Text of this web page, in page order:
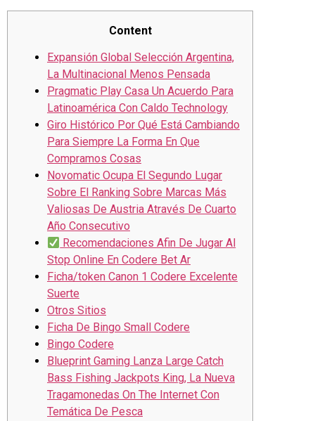
Content
Expansión Global Selección Argentina,
La Multinacional Menos Pensada
Pragmatic Play Casa Un Acuerdo Para
Latinoamérica Con Caldo Technology
Giro Histórico Por Qué Está Cambiando
Para Siempre La Forma En Que
Compramos Cosas
Novomatic Ocupa El Segundo Lugar
Sobre El Ranking Sobre Marcas Más
Valiosas De Austria Através De Cuarto
Año Consecutivo
Recomendaciones Afin De Jugar Al
Stop Online En Codere Bet Ar
Ficha/token Canon 1 Codere Excelente
Suerte
Otros Sitios
Ficha De Bingo Small Codere
Bingo Codere
Blueprint Gaming Lanza Large Catch
Bass Fishing Jackpots King, La Nueva
Tragamonedas On The Internet Con
Temática De Pesca